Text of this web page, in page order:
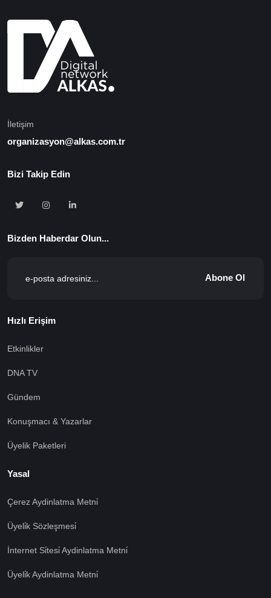
İletişim
organizasyon@alkas.com.tr
Bizi Takip Edin
Bizden Haberdar Olun...
Abone Ol
Hızlı Erişim
Etkinlikler
DNA TV
Gündem
Konuşmacı & Yazarlar
Üyelik Paketleri
Yasal
Çerez Aydinlatma Metni̇
Üyeli̇k Sözleşmesi̇
İnternet Si̇tesi̇ Aydinlatma Metni̇
Üyeli̇k Aydinlatma Metni̇